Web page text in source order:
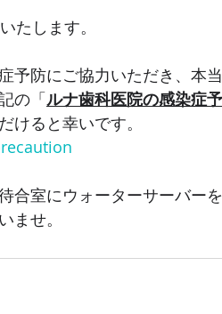
たします。
予防にご協力いただき、本
の「ルナ歯科医院の感染症
けると幸いです。
合室にウォーターサーバー
ませ。